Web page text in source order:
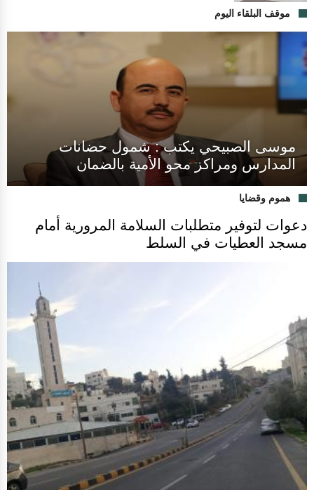
موقف البلقاء اليوم
موسى الصبيحي يكتب : شمول حضانات
المدارس ومراكز محو الأمية بالضمان
هموم وقضايا
دعوات لتوفير متطلبات السلامة المرورية أمام
مسجد العطيات في السلط